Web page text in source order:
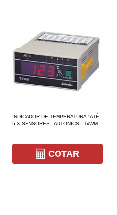
INDICADOR DE TEMPERATURA / ATÉ
5 X SENSORES - AUTONICS - T4WM
COTAR